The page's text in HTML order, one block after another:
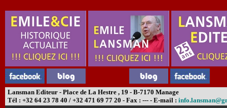
Lansman Editeur - Place de La Hestre , 19 - B-7170 Manage
Tél : +32 64 23 78 40 / +32 471 69 77 20 - Fax : --- - E-mail :